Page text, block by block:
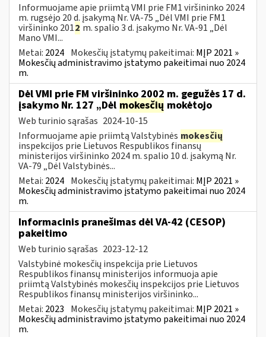
Informuojame apie priimtą VMI prie FM1 viršininko 2024
m. rugsėjo 20 d. įsakymą Nr. VA-75 „Dėl VMI prie FM1
viršininko 2012 m. spalio 3 d. įsakymo Nr. VA-91 „Dėl
Mano VMI...
Metai: 2024 Mokesčių įstatymų pakeitimai: MĮP 2021 »
Mokesčių administravimo įstatymo pakeitimai nuo 2024
m.
Dėl VMI prie FM viršininko 2002 m. gegužės 17 d.
įsakymo Nr. 127 „Dėl mokesčių mokėtojo
Web turinio sąrašas 2024-10-15
Informuojame apie priimtą Valstybinės mokesčių
inspekcijos prie Lietuvos Respublikos finansų
ministerijos viršininko 2024 m. spalio 10 d. įsakymą Nr.
VA-79 „Dėl Valstybinės...
Metai: 2024 Mokesčių įstatymų pakeitimai: MĮP 2021 »
Mokesčių administravimo įstatymo pakeitimai nuo 2024
m.
Informacinis pranešimas dėl VA-42 (CESOP)
pakeitimo
Web turinio sąrašas 2023-12-12
Valstybinė mokesčių inspekcija prie Lietuvos
Respublikos finansų ministerijos informuoja apie
priimtą Valstybinės mokesčių inspekcijos prie Lietuvos
Respublikos finansų ministerijos viršininko...
Metai: 2023 Mokesčių įstatymų pakeitimai: MĮP 2021 »
Mokesčių administravimo įstatymo pakeitimai nuo 2024
m.